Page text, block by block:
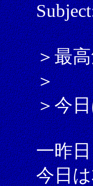
＞最
＞
＞今
一昨
今日